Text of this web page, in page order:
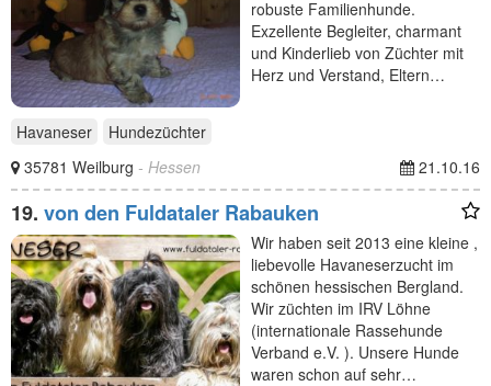
robuste Familienhunde.
Exzellente Begleiter, charmant
und Kinderlieb von Züchter mit
Herz und Verstand, Eltern…
Havaneser
Hundezüchter
35781 Weilburg - Hessen 21.10.16
19. von den Fuldataler Rabauken
Wir haben seit 2013 eine kleine ,
liebevolle Havaneserzucht im
schönen hessischen Bergland.
Wir züchten im IRV Löhne
(internationale Rassehunde
Verband e.V. ). Unsere Hunde
waren schon auf sehr…